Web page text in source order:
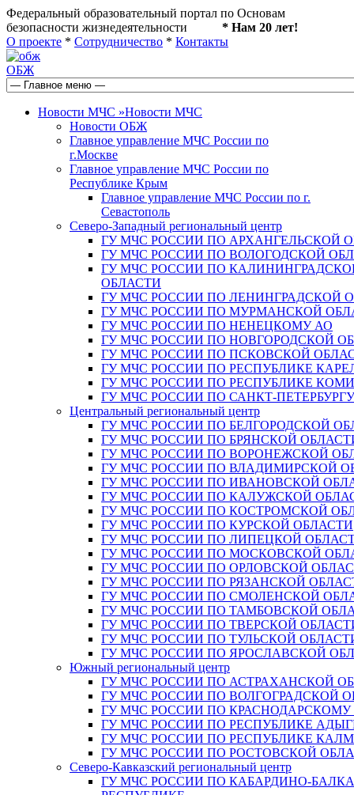
Федеральный образовательный портал по Основам
безопасности жизнедеятельности * Нам 20 лет!
О проекте * Сотрудничество * Контакты
ОБЖ
Новости МЧС »Новости МЧС
Новости ОБЖ
Главное управление МЧС России по
г.Москве
Главное управление МЧС России по
Республике Крым
Главное управление МЧС России по г.
Севастополь
Северо-Западный региональный центр
ГУ МЧС РОССИИ ПО АРХАНГЕЛЬСКОЙ
ГУ МЧС РОССИИ ПО ВОЛОГОДСКОЙ
ГУ МЧС РОССИИ ПО
ОБЛАСТИ
ГУ МЧС РОССИИ ПО ЛЕНИНГРАДСКОЙ
ГУ МЧС РОССИИ ПО МУРМАНСКОЙ
ГУ МЧС РОССИИ ПО НЕНЕЦКОМУ АО
ГУ МЧС РОССИИ ПО НОВГОРОДСКОЙ
ГУ МЧС РОССИИ ПО ПСКОВСКОЙ
ГУ МЧС РОССИИ ПО РЕСПУБЛИКЕ
ГУ МЧС РОССИИ ПО РЕСПУБЛИКЕ КОМИ
ГУ МЧС РОССИИ ПО САНКТ-ПЕТЕРБУРГУ
Центральный региональный центр
ГУ МЧС РОССИИ ПО БЕЛГОРОДСКОЙ
ГУ МЧС РОССИИ ПО БРЯНСКОЙ
ГУ МЧС РОССИИ ПО ВОРОНЕЖСКОЙ
ГУ МЧС РОССИИ ПО ВЛАДИМИРСКОЙ
ГУ МЧС РОССИИ ПО ИВАНОВСКОЙ
ГУ МЧС РОССИИ ПО КАЛУЖСКОЙ
ГУ МЧС РОССИИ ПО КОСТРОМСКОЙ
ГУ МЧС РОССИИ ПО КУРСКОЙ ОБЛАСТИ
ГУ МЧС РОССИИ ПО ЛИПЕЦКОЙ
ГУ МЧС РОССИИ ПО МОСКОВСКОЙ
ГУ МЧС РОССИИ ПО ОРЛОВСКОЙ
ГУ МЧС РОССИИ ПО РЯЗАНСКОЙ
ГУ МЧС РОССИИ ПО СМОЛЕНСКОЙ
ГУ МЧС РОССИИ ПО ТАМБОВСКОЙ
ГУ МЧС РОССИИ ПО ТВЕРСКОЙ
ГУ МЧС РОССИИ ПО ТУЛЬСКОЙ
ГУ МЧС РОССИИ ПО ЯРОСЛАВСКОЙ
Южный региональный центр
ГУ МЧС РОССИИ ПО АСТРАХАНСКОЙ
ГУ МЧС РОССИИ ПО ВОЛГОГРАДСКОЙ
ГУ МЧС РОССИИ ПО
ГУ МЧС РОССИИ ПО РЕСПУБЛИКЕ
ГУ МЧС РОССИИ ПО РЕСПУБЛИКЕ
ГУ МЧС РОССИИ ПО РОСТОВСКОЙ
Северо-Кавказский региональный центр
ГУ МЧС РОССИИ ПО КАБАРДИНО-